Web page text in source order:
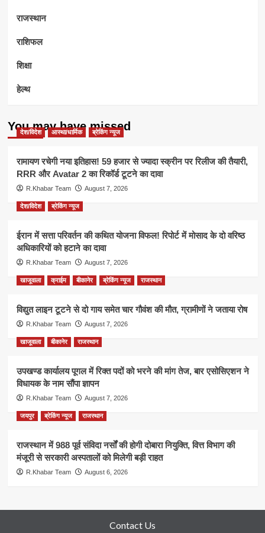
राजस्थान
राशिफल
शिक्षा
हेल्थ
You may have missed
देश/विदेश आस्था/धार्मिक ब्रेकिंग न्यूज
रामायण रचेगी नया इतिहास! 59 हजार से ज्यादा स्क्रीन पर रिलीज की तैयारी,
RRR और Avatar 2 का रिकॉर्ड टूटने का दावा
R.Khabar Team August 7, 2026
देश/विदेश ब्रेकिंग न्यूज
ईरान में सत्ता परिवर्तन की कथित योजना विफल! रिपोर्ट में मोसाद के दो वरिष्ठ
अधिकारियों को हटाने का दावा
R.Khabar Team August 7, 2026
खाजूवाला क्राईम बीकानेर ब्रेकिंग न्यूज राजस्थान
विद्युत लाइन टूटने से दो गाय समेत चार गौवंश की मौत, ग्रामीणों ने जताया रोष
R.Khabar Team August 7, 2026
खाजूवाला बीकानेर राजस्थान
उपखण्ड कार्यालय पूगल में रिक्त पदों को भरने की मांग तेज, बार एसोसिएशन ने
विधायक के नाम सौंपा ज्ञापन
R.Khabar Team August 7, 2026
जयपुर ब्रेकिंग न्यूज राजस्थान
राजस्थान में 988 पूर्व संविदा नर्सों की होगी दोबारा नियुक्ति, वित्त विभाग की
मंजूरी से सरकारी अस्पतालों को मिलेगी बड़ी राहत
R.Khabar Team August 6, 2026
Contact Us